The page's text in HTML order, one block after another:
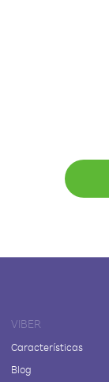
VIBER
Características
Blog